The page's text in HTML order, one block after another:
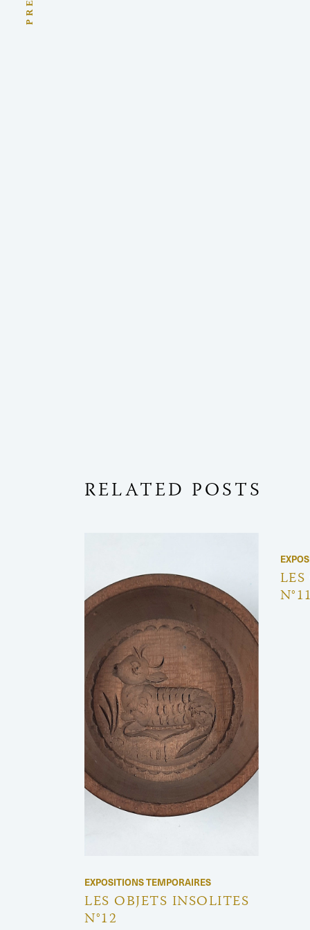
RELATED POSTS
EXPOSITIONS TEMPORAIRES
LES OBJETS INSOLITES
N°12
N°11